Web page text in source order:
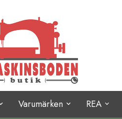
Varumärken REA